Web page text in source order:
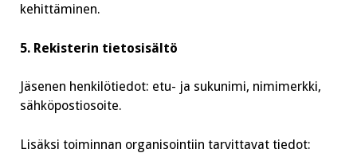
kehittäminen.
5. Rekisterin tietosisältö
Jäsenen henkilötiedot: etu- ja sukunimi, nimimerkki,
sähköpostiosoite.
Lisäksi toiminnan organisointiin tarvittavat tiedot: